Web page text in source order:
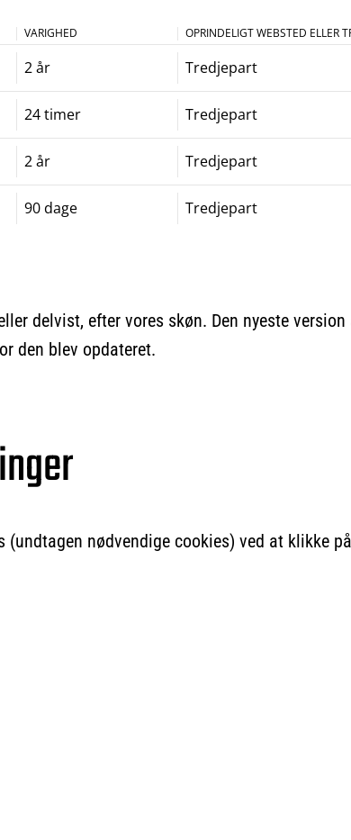
VARIGHED OPRINDELIGT WEBSTED ELLER
2 år Tredjepart
24 timer Tredjepart
2 år Tredjepart
90 dage Tredjepart
delvist, efter vores skøn. Den nyeste
den blev opdateret.
nødvendige cookies) ved at klikke